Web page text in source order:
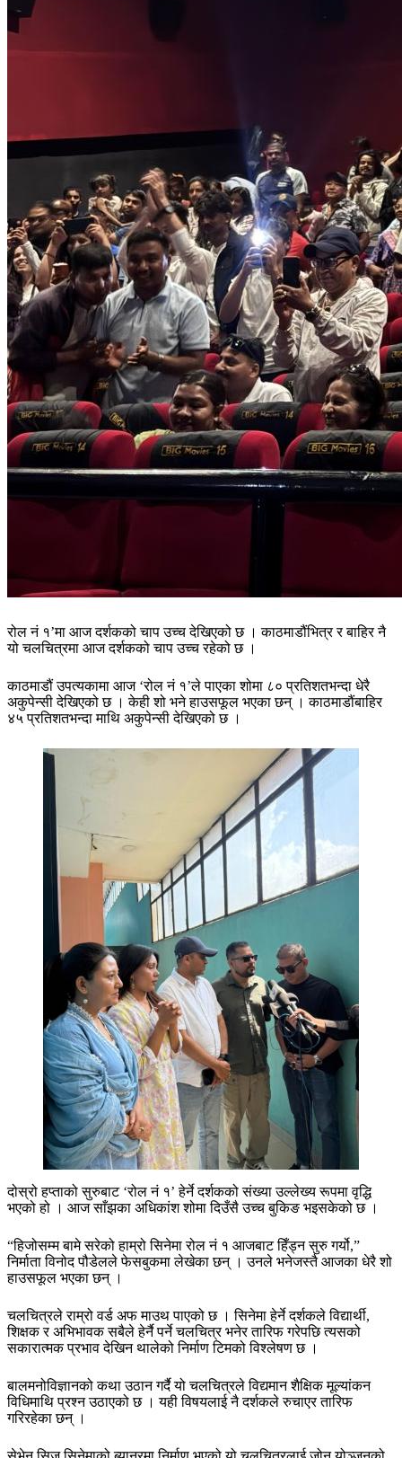
रोल नं १’मा आज दर्शकको चाप उच्च देखिएको छ । काठमाडौंभित्र र बाहिर नै
यो चलचित्रमा आज दर्शकको चाप उच्च रहेको छ ।
काठमाडौं उपत्यकामा आज ‘रोल नं १’ले पाएका शोमा ८० प्रतिशतभन्दा धेरै
अकुपेन्सी देखिएको छ । केही शो भने हाउसफूल भएका छन् । काठमाडौंबाहिर
४५ प्रतिशतभन्दा माथि अकुपेन्सी देखिएको छ ।
दोस्रो हप्ताको सुरुबाट ‘रोल नं १’ हेर्ने दर्शकको संख्या उल्लेख्य रूपमा वृद्धि
भएको हो । आज साँझका अधिकांश शोमा दिउँसै उच्च बुकिङ भइसकेको छ ।
“हिजोसम्म बामे सरेको हाम्रो सिनेमा रोल नं १ आजबाट हिँड्न सुरु गर्यो,”
निर्माता विनोद पौडेलले फेसबुकमा लेखेका छन् । उनले भनेजस्तै आजका धेरै शो
हाउसफूल भएका छन् ।
चलचित्रले राम्रो वर्ड अफ माउथ पाएको छ । सिनेमा हेर्ने दर्शकले विद्यार्थी,
शिक्षक र अभिभावक सबैले हेर्नै पर्ने चलचित्र भनेर तारिफ गरेपछि त्यसको
सकारात्मक प्रभाव देखिन थालेको निर्माण टिमको विश्लेषण छ ।
बालमनोविज्ञानको कथा उठान गर्दै यो चलचित्रले विद्यमान शैक्षिक मूल्यांकन
विधिमाथि प्रश्न उठाएको छ । यही विषयलाई नै दर्शकले रुचाएर तारिफ
गरिरहेका छन् ।